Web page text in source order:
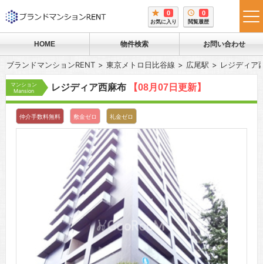
0
お気に入り
0
閲覧履歴
HOME 物件検索 お問い合わせ
ブランドマンションRENT 東京メトロ日比谷線 広尾駅 レジディア
マンション
Mansion
レジディア西麻布 【08月07日更新】
仲介手数料無料 敷金ゼロ 礼金ゼロ